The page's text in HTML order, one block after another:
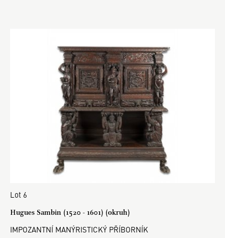
Lot 6
Hugues Sambin (1520 - 1601) (okruh)
IMPOZANTNÍ MANÝRISTICKÝ PŘÍBORNÍK